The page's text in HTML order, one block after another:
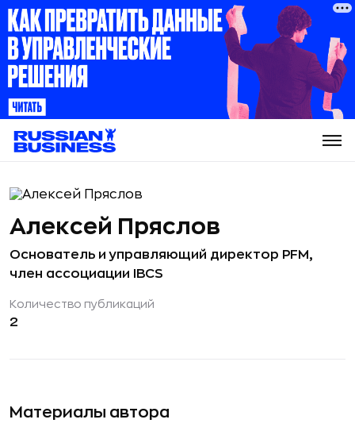
Материалы автора
Алексей Пряслов
Основатель и управляющий директор PFM,
член ассоциации IBCS
Количество публикаций
2